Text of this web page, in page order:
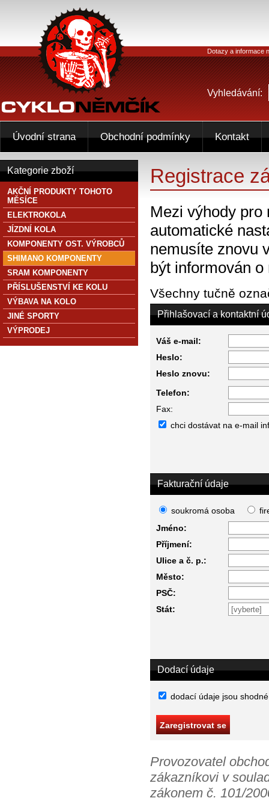
Registrace
Mezi výhody
automatické
nemusíte znovu
být informován
Všechny tučně
Přihlašovací a kontaktní
Váš e-mail:
Heslo:
Heslo znovu:
Telefon:
Fax:
chci dostávat na e-mail
Fakturační údaje
soukromá osoba
Jméno:
Příjmení:
Ulice a č. p.:
Město:
PSČ:
Stát:
Dodací údaje
dodací údaje jsou
Provozovatel
zákazníkovi v
zákonem č. 101/
Kategorie zboží
AKČNÍ PRODUKTY TOHOTO
MĚSÍCE
ELEKTROKOLA
JÍZDNÍ KOLA
KOMPONENTY OST. VÝROBCŮ
SHIMANO KOMPONENTY
SRAM KOMPONENTY
PŘÍSLUŠENSTVÍ KE KOLU
VÝBAVA NA KOLO
JINÉ SPORTY
VÝPRODEJ
Dotazy a informace
Vyhledávání:
Úvodní strana Obchodní podmínky Kontakt